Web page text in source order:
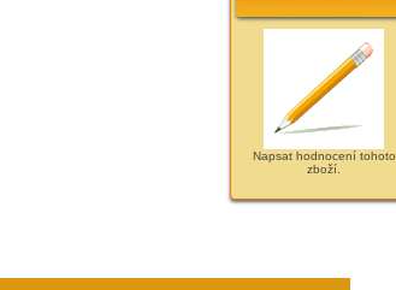
Napsat hodnocení tohoto
zboží.